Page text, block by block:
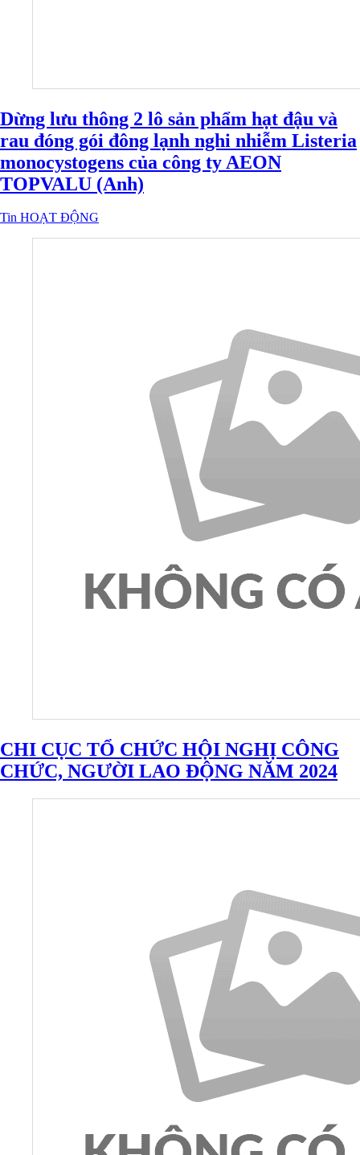
Dừng lưu thông 2 lô sản phẩm hạt đậu và
rau đóng gói đông lạnh nghi nhiễm Listeria
monocystogens của công ty AEON
TOPVALU (Anh)
Tin HOẠT ĐỘNG
CHI CỤC TỔ CHỨC HỘI NGHỊ CÔNG
CHỨC, NGƯỜI LAO ĐỘNG NĂM 2024